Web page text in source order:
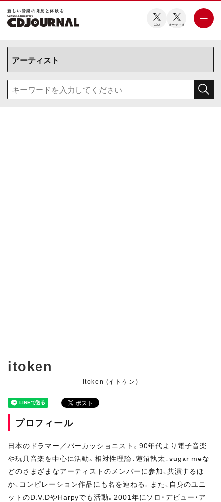
新しい⾳楽の発⾒と体験を
CDJ オーディオ
itoken
Itoken (イトケン)
プロフィール
日本のドラマー／パーカッショニスト。90年代より電子音楽
や玩具音楽を中心に活動。相対性理論、蓮沼執太、sugar meな
どのさまざまなアーティストのメンバーに参加、共演するほ
か、コンピレーション作品にも名を連ねる。また、自身のユニ
ットのD.V.DやHarpyでも活動。2001年にソロ・デビュー・ア